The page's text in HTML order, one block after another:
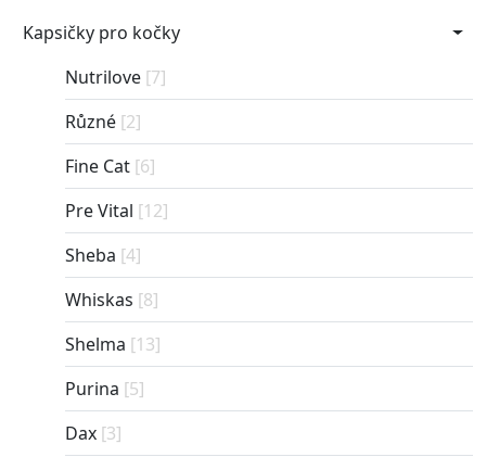
Kapsičky pro kočky
Nutrilove [7]
Různé [2]
Fine Cat [6]
Pre Vital [12]
Sheba [4]
Whiskas [8]
Shelma [13]
Purina [5]
Dax [3]